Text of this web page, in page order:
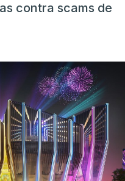
contra scams de